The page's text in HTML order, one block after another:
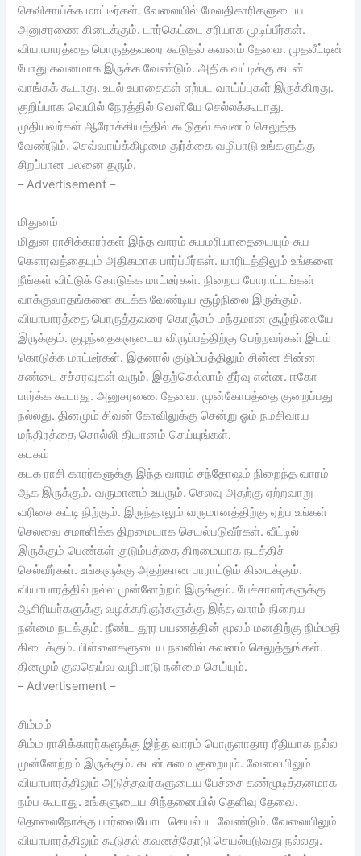
செவிசாய்க்க மாட்டீர்கள். வேலையில் மேலதிகாரிகளுடைய
அனுசரணை கிடைக்கும். டார்கெட்டை சரியாக முடிப்பீர்கள்.
வியாபாரத்தை பொருத்தவரை கூடுதல் கவனம் தேவை. முதலீட்டின்
போது கவனமாக இருக்க வேண்டும். அதிக வட்டிக்கு கடன்
வாங்கக் கூடாது. உடல் உபாதைகள் ஏற்பட வாய்ப்புகள் இருக்கிறது.
குறிப்பாக வெயில் நேரத்தில் வெளியே செல்லக்கூடாது.
முதியவர்கள் ஆரோக்கியத்தில் கூடுதல் கவனம் செலுத்த
வேண்டும். செவ்வாய்க்கிழமை துர்க்கை வழிபாடு உங்களுக்கு
சிறப்பான பலனை தரும்.
– Advertisement –
மிதுனம்
மிதுன ராசிக்காரர்கள் இந்த வாரம் சுயமரியாதையையும் சுய
கௌரவத்தையும் அதிகமாக பார்ப்பீர்கள். யாரிடத்திலும் உங்களை
நீங்கள் விட்டுக் கொடுக்க மாட்டீர்கள். நிறைய போராட்டங்கள்
வாக்குவாதங்களை கடக்க வேண்டிய சூழ்நிலை இருக்கும்.
வியாபாரத்தை பொருத்தவரை கொஞ்சம் மந்தமான சூழ்நிலையே
இருக்கும். குழந்தைகளுடைய விருப்பத்திற்கு பெற்றவர்கள் இடம்
கொடுக்க மாட்டீர்கள். இதனால் குடும்பத்திலும் சின்ன சின்ன
சண்டை சச்சரவுகள் வரும். இதற்கெல்லாம் தீர்வு என்ன. ஈகோ
பார்க்க கூடாது. அனுசரணை தேவை. முன்கோபத்தை குறைப்பது
நல்லது. தினமும் சிவன் கோவிலுக்கு சென்று ஓம் நமசிவாய
மந்திரத்தை சொல்லி தியானம் செய்யுங்கள்.
கடகம்
கடக ராசி காரர்களுக்கு இந்த வாரம் சந்தோஷம் நிறைந்த வாரம்
ஆக இருக்கும். வருமானம் உயரும். செலவு அதற்கு ஏற்றவாறு
வரிசை கட்டி நிற்கும். இருந்தாலும் வருமானத்திற்கு ஏற்ப உங்கள்
செலவை சமாளிக்க திறமையாக செயல்படுவீர்கள். வீட்டில்
இருக்கும் பெண்கள் குடும்பத்தை திறமையாக நடத்திச்
செல்வீர்கள். உங்களுக்கு அதற்கான பாராட்டும் கிடைக்கும்.
வியாபாரத்தில் நல்ல முன்னேற்றம் இருக்கும். பேச்சாளர்களுக்கு
ஆசிரியர்களுக்கு வழக்கறிஞர்களுக்கு இந்த வாரம் நிறைய
நன்மை நடக்கும். நீண்ட தூர பயணத்தின் மூலம் மனதிற்கு நிம்மதி
கிடைக்கும். பிள்ளைகளுடைய நலனில் கவனம் செலுத்துங்கள்.
தினமும் குலதெய்வ வழிபாடு நன்மை செய்யும்.
– Advertisement –
சிம்மம்
சிம்ம ராசிக்காரர்களுக்கு இந்த வாரம் பொருளாதார ரீதியாக நல்ல
முன்னேற்றம் இருக்கும். கடன் சுமை குறையும். வேலையிலும்
வியாபாரத்திலும் அடுத்தவர்களுடைய பேச்சை கண்மூடித்தனமாக
நம்ப கூடாது. உங்களுடைய சிந்தனையில் தெளிவு தேவை.
தொலைநோக்கு பார்வையோட செயல்பட வேண்டும். வேலையிலும்
வியாபாரத்திலும் கூடுதல் கவனத்தோடு செயல்படுவது நல்லது.